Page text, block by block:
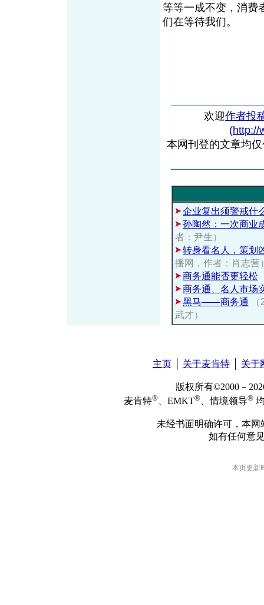
等等一成不变，消费
们在等待我们。
欢迎作者投
(http://
本网刊登的文章均
企业复出须警戒什
孙陶然：一次商业
者：尹生）
转身看名人，策划
播网，作者：肖志营
商务通能否更轻松
商务通、名人市场
黑马——商务通
武才）
主页│ 关于麦肯特│ 关于
版权所有©2000－
麦肯特® 、EMKT® 、情境领导®
未经书面明确许可，本
如有任何意
本页更新